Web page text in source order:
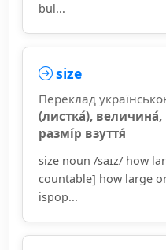
bul...
size
Переклад
(листка́), величина́,
размі́р взуття́
size noun /saɪz/ how
countable] how large
ispop...